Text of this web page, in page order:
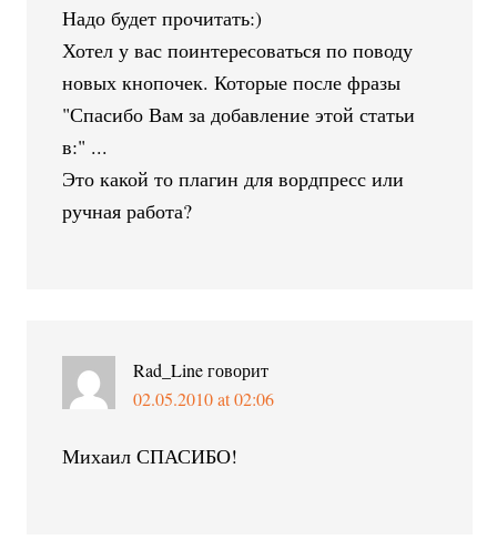
Надо будет прочитать:)
Хотел у вас поинтересоваться по поводу
новых кнопочек. Которые после фразы
"Спасибо Вам за добавление этой статьи
в:" ...
Это какой то плагин для вордпресс или
ручная работа?
Rad_Line говорит
02.05.2010 at 02:06
Михаил СПАСИБО!